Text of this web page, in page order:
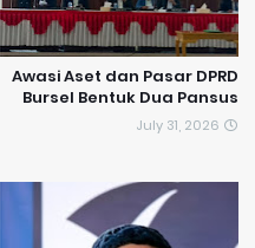
Awasi Aset dan Pasar DPRD
Bursel Bentuk Dua Pansus
July 31, 2026